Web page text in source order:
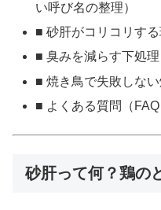
い呼び名の整理）
■ 砂肝がコリコリする
■ 臭みを減らす下処
■ 焼き鳥で失敗しな
■ よくある質問（
砂肝って何？鶏の